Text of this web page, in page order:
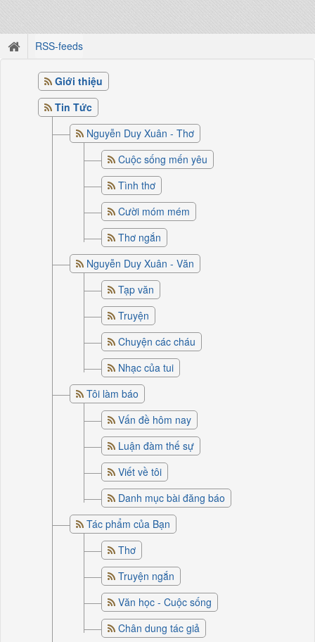
RSS-feeds
Giới thiệu
Tin Tức
Nguyễn Duy Xuân - Thơ
Cuộc sống mến yêu
Tình thơ
Cười móm mém
Thơ ngắn
Nguyễn Duy Xuân - Văn
Tạp văn
Truyện
Chuyện các cháu
Nhạc của tui
Tôi làm báo
Vấn đề hôm nay
Luận đàm thế sự
Viết về tôi
Danh mục bài đăng báo
Tác phẩm của Bạn
Thơ
Truyện ngắn
Văn học - Cuộc sống
Chân dung tác giả